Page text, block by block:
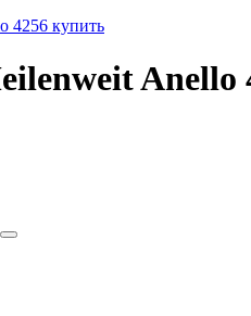
Anello